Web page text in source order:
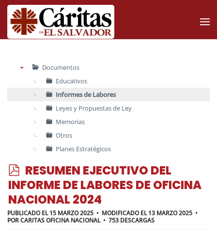
Skip to main content
Documentos
Educativos
Informes de Labores
Leyes y Propuestas de Ley
Memorias
Otros
Planes Estratégicos
p
d
f
RESUMEN EJECUTIVO DEL
INFORME DE LABORES DE OFICINA
NACIONAL 2024
PUBLICADO EL 15 MARZO 2025
MODIFICADO EL 13 MARZO 2025
PORCARITAS OFICINA NACIONAL 753 DESCARGAS